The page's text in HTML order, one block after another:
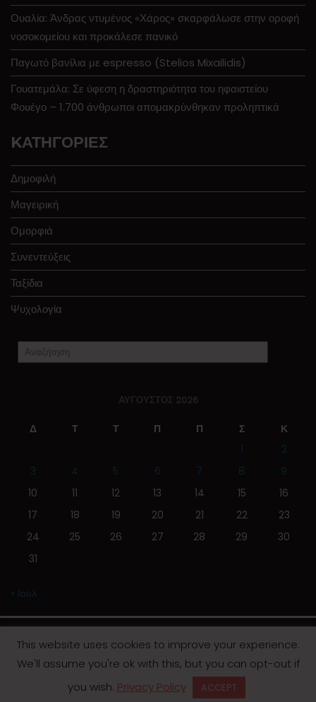
Ουαλία: Άνδρας ντυμένος «Χάρος» σκαρφάλωσε στην οροφή
νοσοκομείου και προκάλεσε πανικό
Παγωτό βανίλια με espresso (Stelios Mixailidis)
Γουατεμάλα: Σε ύφεση η δραστηριότητα του ηφαιστείου
Φουέγο – 1.700 άνθρωποι απομακρύνθηκαν προληπτικά
KΑΤΗΓΟΡΊΕΣ
Δημοφιλή
Μαγειρική
Ομορφιά
Συνεντεύξεις
Ταξίδια
Ψυχολογία
ΑΎΓΟΥΣΤΟΣ 2026
Δ Τ Τ Π Π Σ
Κ
1
2
3
4 5 6 7 8
9
10
11 12 13 14 15
16
17
18 19 20 21 22
23
24
25 26 27 28 29
30
31
« Ιούλ
© 2019 | Screen Magazine - Ηλεκτρονική εφημερίδα
This website uses cookies to improve your experience.
We'll assume you're ok with this, but you can opt-out if
you wish. Privacy Policy ACCEPT